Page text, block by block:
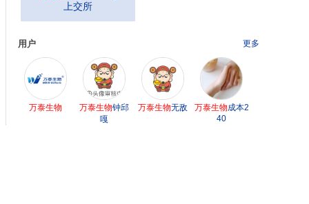
上交所
用户 更多
万泰生物 万泰生物钟邱
嘎
万泰生物无敌 万泰生物成本2
40